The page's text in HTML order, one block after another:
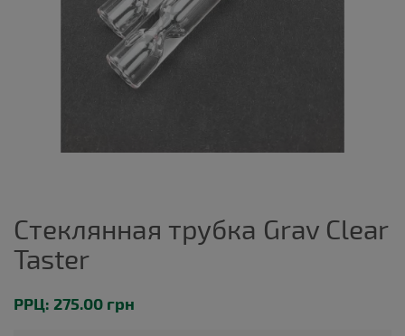
Стеклянная трубка Grav Clear
Taster
РРЦ: 275.00 грн